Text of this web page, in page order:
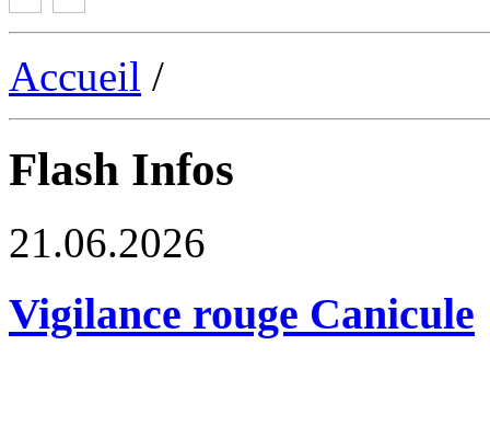
Accueil /
Flash Infos
21.06.2026
Vigilance rouge Canicule